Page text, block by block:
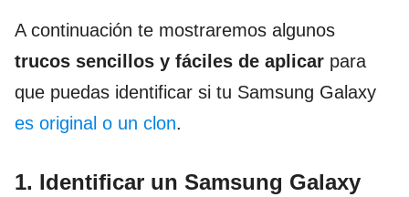
A continuación te mostraremos algunos
trucos sencillos y fáciles de aplicar para
que puedas identificar si tu Samsung Galaxy
es original o un clon.
1. Identificar un Samsung Galaxy